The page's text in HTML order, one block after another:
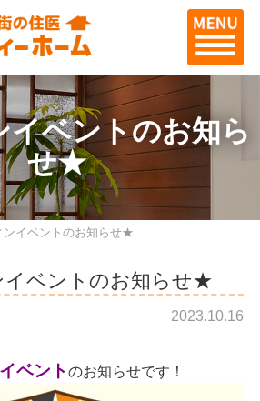
イベントのお知ら
せ★
ンイベントのお知らせ★
イベントのお知らせ★
2023.10.16
ベントのお知らせです！